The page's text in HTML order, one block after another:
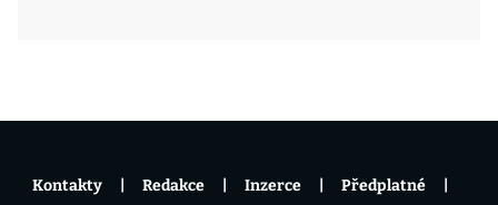
Kontakty Redakce Inzerce Předplatné